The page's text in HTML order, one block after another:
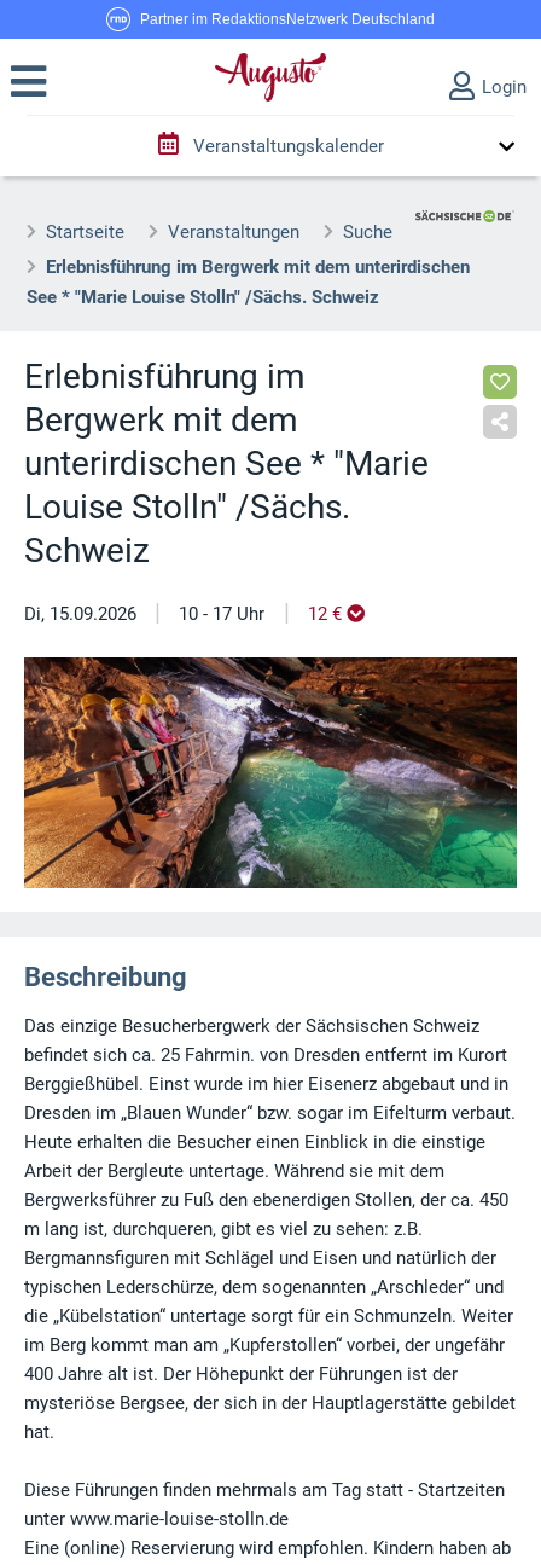
Partner im RedaktionsNetzwerk Deutschland
Login
Veranstaltungskalender
Startseite Veranstaltungen
Suche
Erlebnisführung im Bergwerk mit dem unterirdischen
See * "Marie Louise Stolln" /Sächs. Schweiz
Erlebnisführung im
Bergwerk mit dem
unterirdischen See * "Marie
Louise Stolln" /Sächs.
Schweiz
Di, 15.09.2026 | 10 - 17 Uhr | 12 €
Beschreibung
Das einzige Besucherbergwerk der Sächsischen Schweiz
befindet sich ca. 25 Fahrmin. von Dresden entfernt im Kurort
Berggießhübel. Einst wurde im hier Eisenerz abgebaut und in
Dresden im „Blauen Wunder“ bzw. sogar im Eifelturm verbaut.
Heute erhalten die Besucher einen Einblick in die einstige
Arbeit der Bergleute untertage. Während sie mit dem
Bergwerksführer zu Fuß den ebenerdigen Stollen, der ca. 450
m lang ist, durchqueren, gibt es viel zu sehen: z.B.
Bergmannsfiguren mit Schlägel und Eisen und natürlich der
typischen Lederschürze, dem sogenannten „Arschleder“ und
die „Kübelstation“ untertage sorgt für ein Schmunzeln. Weiter
im Berg kommt man am „Kupferstollen“ vorbei, der ungefähr
400 Jahre alt ist. Der Höhepunkt der Führungen ist der
mysteriöse Bergsee, der sich in der Hauptlagerstätte gebildet
hat.
Diese Führungen finden mehrmals am Tag statt - Startzeiten
unter www.marie-louise-stolln.de
Eine (online) Reservierung wird empfohlen. Kindern haben ab